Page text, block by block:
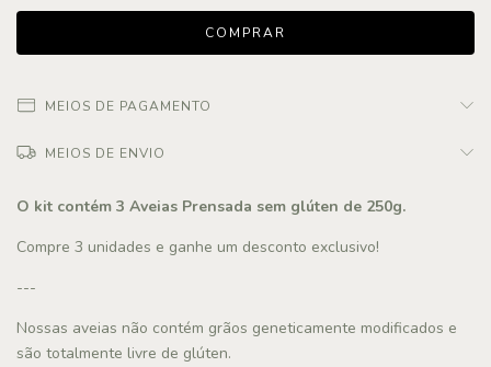
MEIOS DE PAGAMENTO
MEIOS DE ENVIO
O kit contém 3 Aveias Prensada sem glúten de 250g.
Compre 3 unidades e ganhe um desconto exclusivo!
---
Nossas aveias não contém grãos geneticamente modificados e
são totalmente livre de glúten.